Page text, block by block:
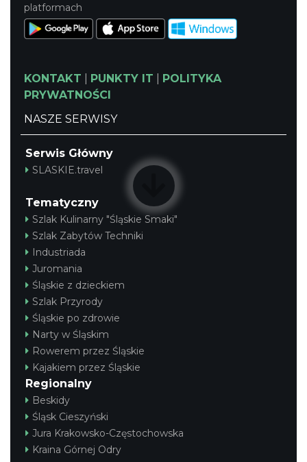
platformach
KONTAKT PUNKTY IT
POLITYKA
PRYWATNOŚCI
NASZE SERWISY
Serwis Główny
SLASKIE.travel
Tematyczny
Szlak Kulinarny "Śląskie Smaki"
Szlak Zabytów Techniki
Industriada
Juromania
Śląskie z dzieckiem
Szlak Przyrody
Śląskie po zdrowie
Narty w Śląskim
Rowerem przez Śląskie
Kajakiem przez Śląskie
Regionalny
Beskidy
Śląsk Cieszyński
Jura Krakowsko-Częstochowska
Kraina Górnej Odry